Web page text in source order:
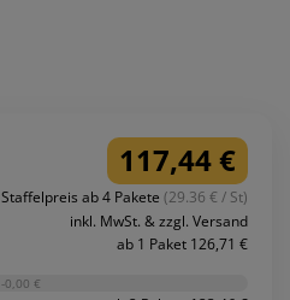
117,44 €
Staffelpreis ab 4 Pakete (29.36 € / St)
inkl. MwSt. & zzgl. Versand
ab 1 Paket 126,71 €
-0,00 €